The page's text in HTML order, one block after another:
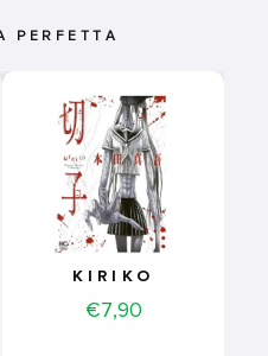
PERFETTA
KIRIKO
Price
€7,90